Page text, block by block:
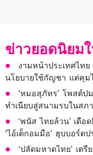
ข่าวยอดนิยม
งามหน้าประเทศไท
นโยบายใช้กัญชา แต่คุม
‘หมอสุภัทร’ โพสต์ป
ทำเนียบสู่สนามรบในสภา
‘พนัส ไทยล้วน’ เดื
‘ไอ้เด็กอมมือ’ ฮุบบอร์ด
‘ปลัดมหาดไทย’ เต